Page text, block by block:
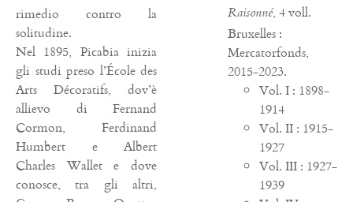
rimedio contro la
solitudine.
Nel 1895, Picabia inizia
gli studi preso l’École des
Arts Décoratifs, dov’è
allievo di Fernand
Cormon, Ferdinand
Humbert e Albert
Charles Wallet e dove
conosce, tra gli altri,
Raisonné, 4 voll.
Bruxelles :
Mercatorfonds,
2015-2023.
Vol. I : 1898-
1914
Vol. II : 1915-
1927
Vol. III : 1927-
1939